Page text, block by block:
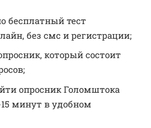
бесплатный тест
без смс и регистрации;
который состоит
опросник Голомштока
минут в удобном